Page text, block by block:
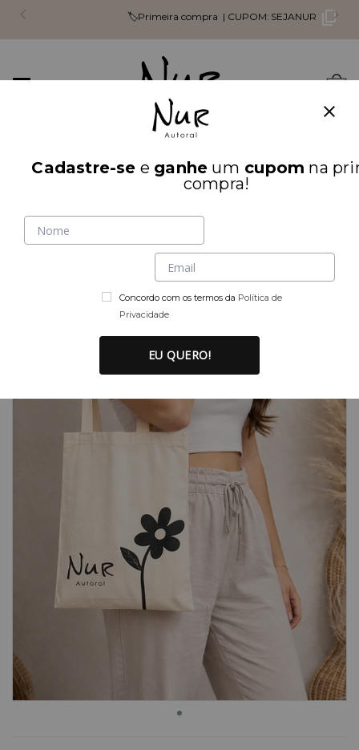
🏷️Primeira compra |CUPOM: SEJANUR
Mudar
INÍCIOCadastre-se e ganhe um cupom na
compra!
Concordo com os termos da Política de
Privacidade
EU QUERO!